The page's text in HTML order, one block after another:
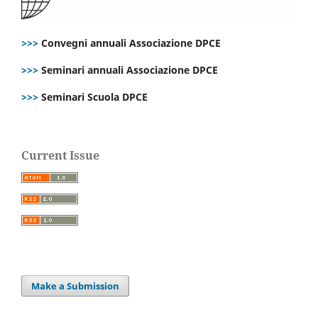
>>> Convegni annuali Associazione DPCE
>>> Seminari annuali Associazione DPCE
>>> Seminari Scuola DPCE
Current Issue
Make a Submission